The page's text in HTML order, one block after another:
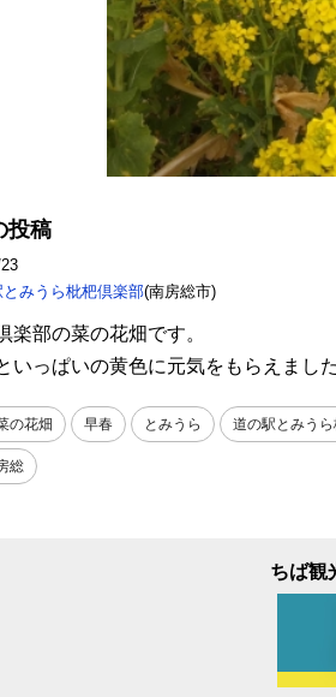
投稿
とみうら枇杷倶楽部(南房総市)
楽部の菜の花畑です。
いっぱいの黄色に元気をもらえました
の花畑 早春 とみうら 道の駅とみう
総
ちば観